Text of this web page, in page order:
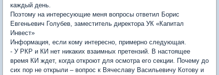
каждый день.
Поэтому на интересующие меня вопросы ответил Борис
Евгеньевич Голубев, заместитель директора УК «Капитал
Инвест»
Информация, если кому интересно, примерно следующая.
- У РКР и КИ нет никаких взаимных претензий. В настоящее
время КИ ждет, когда откроют для осмотра его секции. Почему до
сих пор не открыли – вопрос к Вячеславу Васильевичу Котову и